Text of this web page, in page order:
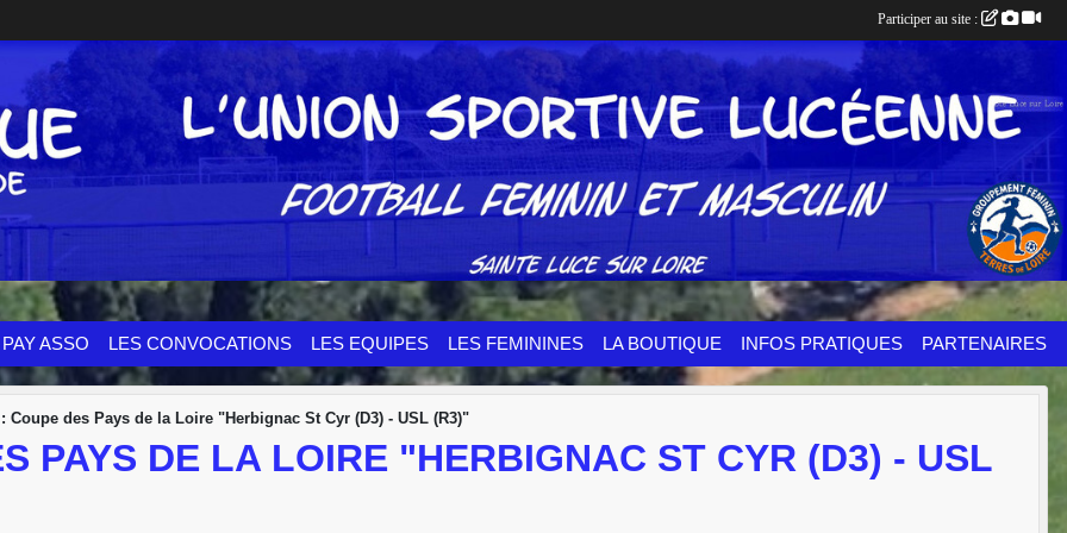
PAY ASSO LES CONVOCATIONS LES EQUIPES LES FEMININES LA BOUTIQUE INFOS PRATIQUES PARTENAIRES
Coupe des Pays de la Loire "Herbignac St Cyr (D3) - USL (R3)"
PAYS DE LA LOIRE "HERBIGNAC ST CYR (D3) - USL
Participer au site :